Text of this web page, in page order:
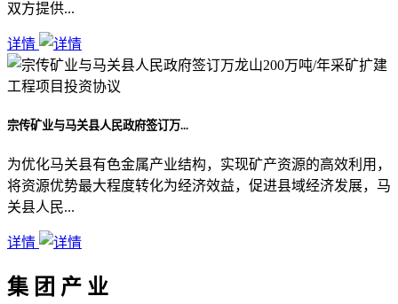
双方提供...
详情
宗传矿业与马关县人民政府签订万...
为优化马关县有色金属产业结构，实现矿产资源的高效利用，
将资源优势最大程度转化为经济效益，促进县域经济发展，马
关县人民...
详情
集 团 产 业